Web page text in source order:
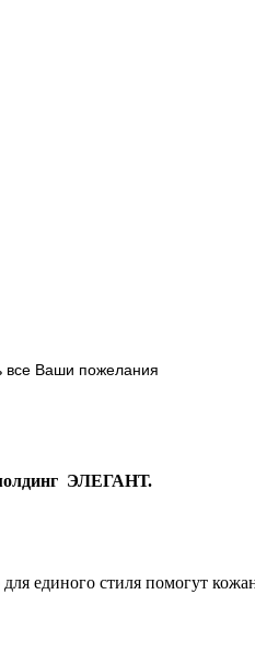
все Ваши пожелания
ЭЛЕГАНТ.
единого стиля помогут